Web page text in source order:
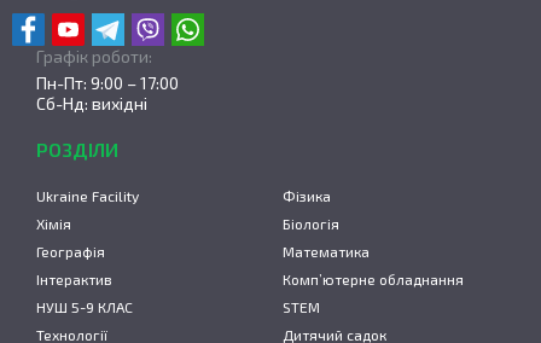
Графік роботи:
Пн-Пт: 9:00 – 17:00
Сб-Нд: вихідні
РОЗДІЛИ
Ukraine Facility
Фізика
Хімія
Біологія
Географія
Математика
Інтерактив
Комп’ютерне обладнання
НУШ 5-9 КЛАС
STEM
Технології
Дитячий садок